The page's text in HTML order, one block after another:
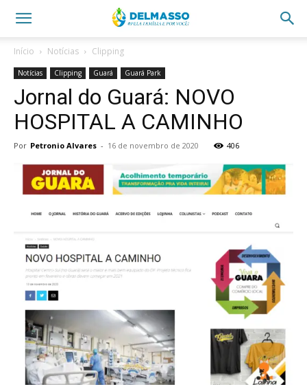
Início Notícias Clipping
Notícias Clipping Guará Guará Park
Jornal do Guará: NOVO
HOSPITAL A CAMINHO
Por Petronio Alvares - 16 de novembro de 2020 406